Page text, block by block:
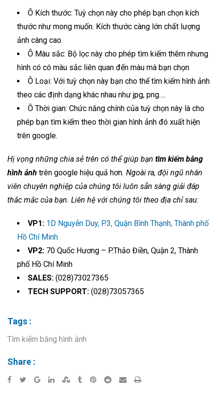
Ô Kích thước: Tuỳ chọn này cho phép bạn chọn kích
thước như mong muốn. Kích thước càng lớn chất lượng
ảnh càng cao.
Ô Màu sắc: Bộ lọc này cho phép tìm kiếm thêm nhưng
hình có có màu sắc liên quan đến màu mà bạn chọn
Ô Loại: Với tuỳ chọn này bạn cho thể tìm kiếm hình ảnh
theo các định dạng khác nhau như jpg, png….
Ô Thời gian: Chức năng chính của tuỳ chọn này là cho
phép bạn tìm kiếm theo thời gian hình ảnh đó xuất hiện
trên google.
Hị vọng những chia sẻ trên có thể giúp bạn tìm kiếm bằng
hình ảnh trên google hiệu quả hơn. Ngoài ra, đội ngũ nhân
viên chuyên nghiệp của chúng tôi luôn sẵn sàng giải đáp
thắc mắc của bạn. Liên hệ với chúng tôi theo địa chỉ sau:
VP1: 1D Nguyễn Duy, P.3, Quận Bình Thạnh, Thành phố
Hồ Chí Minh
VP2: 70 Quốc Hương – P.Thảo Điền, Quận 2, Thành
phố Hồ Chí Minh
SALES: (028)73027365
TECH SUPPORT: (028)73057365
Tags :
Tìm kiếm bằng hình ảnh
Share :